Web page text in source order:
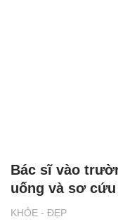
KHỎE - ĐẸP
Bác sĩ vào
uống và sơ